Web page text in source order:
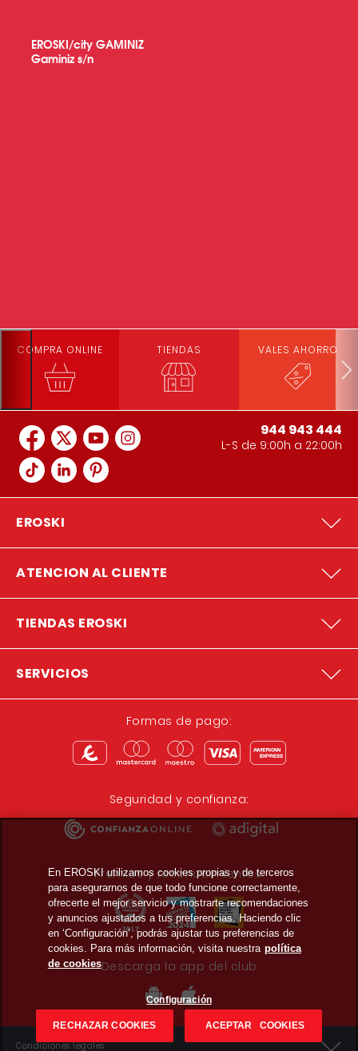
EROSKI/city GAMINIZ
Gaminiz s/n
COMPRA ONLINE TIENDAS VALES AHORRO
944 943 444
L-S de 9:00h a 22:00h
EROSKI
ATENCION AL CLIENTE
TIENDAS EROSKI
SERVICIOS
Formas de pago:
Seguridad y confianza:
Premios y reconocimientos:
Descarga la app del club
Condiciones legales
En EROSKI utilizamos cookies propias y de terceros
para asegurarnos de que todo funcione correctamente,
ofrecerte el mejor servicio y mostrarte recomendaciones
y anuncios ajustados a tus preferencias. Haciendo clic
en ‘Configuración’, podrás ajustar tus preferencias de
cookies. Para más información, visita nuestra política
de cookies
Configuración
RECHAZAR COOKIES ACEPTAR COOKIES